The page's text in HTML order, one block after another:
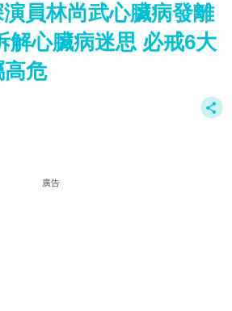
員林尚武心臟病發離
解心臟病迷思 必戒6大
危
廣告